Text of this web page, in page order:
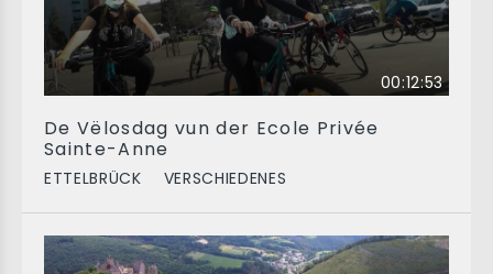
00:12:53
De Vëlosdag vun der Ecole Privée
Sainte-Anne
ETTELBRÜCK VERSCHIEDENES